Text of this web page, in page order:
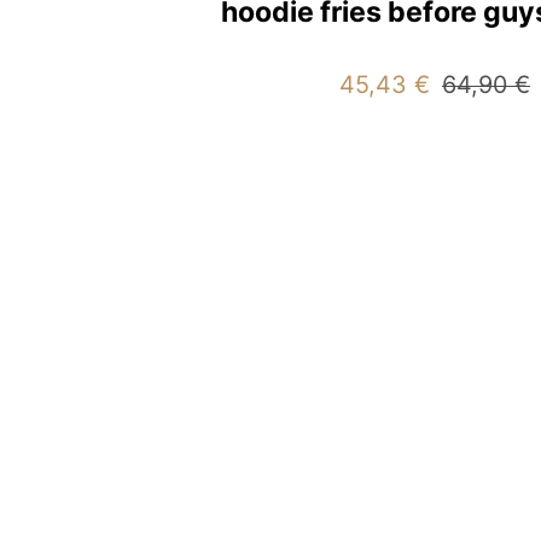
hoodie fries before
Angebotspreis
45,43 € Regulärer
64,90 €